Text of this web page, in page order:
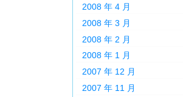
2008 年 4 月
2008 年 3 月
2008 年 2 月
2008 年 1 月
2007 年 12 月
2007 年 11 月